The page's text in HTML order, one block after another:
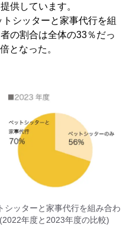
供しています。
シッターと家事代行を組
の割合は全体の33％だっ
となった。
シッターと家事代行を組み合わ
年度と2023年度の比較)